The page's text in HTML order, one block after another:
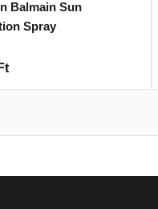
Balmain Sun
Spray
Ft